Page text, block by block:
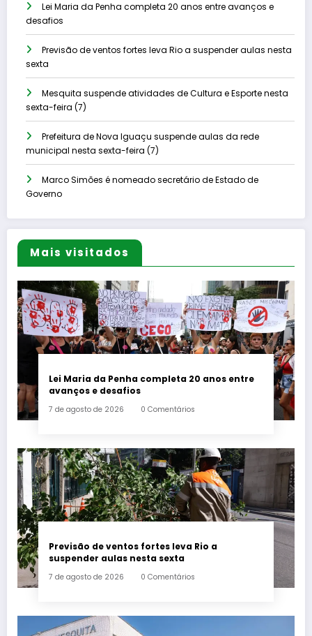
Lei Maria da Penha completa 20 anos entre avanços e
desafios
Previsão de ventos fortes leva Rio a suspender aulas nesta
sexta
Mesquita suspende atividades de Cultura e Esporte nesta
sexta-feira (7)
Prefeitura de Nova Iguaçu suspende aulas da rede
municipal nesta sexta-feira (7)
Marco Simões é nomeado secretário de Estado de
Governo
Mais visitados
Lei Maria da Penha completa 20 anos entre
avanços e desafios
7 de agosto de 2026 0 Comentários
Previsão de ventos fortes leva Rio a
suspender aulas nesta sexta
7 de agosto de 2026 0 Comentários